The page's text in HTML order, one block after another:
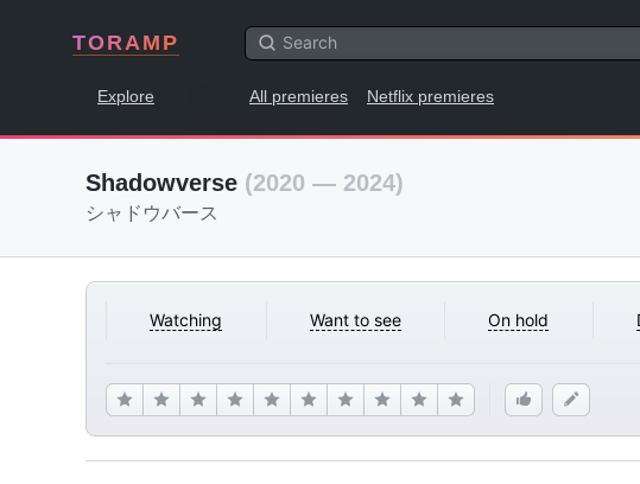
TORAMP
Explore All premieres Netflix premieres
Shadowverse (2020 — 2024)
シャドウバース
Watching Want to see On hold